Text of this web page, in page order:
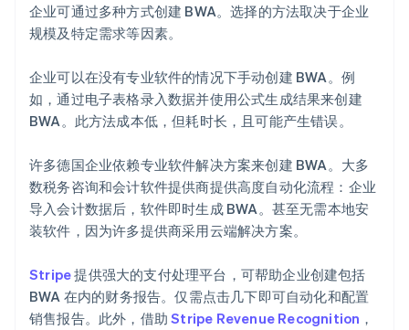
企业可通过多种方式创建 BWA。选择的方法取决于企业
规模及特定需求等因素。
企业可以在没有专业软件的情况下手动创建 BWA。例
如，通过电子表格录入数据并使用公式生成结果来创建
BWA。此方法成本低，但耗时长，且可能产生错误。
许多德国企业依赖专业软件解决方案来创建 BWA。大多
数税务咨询和会计软件提供商提供高度自动化流程：企业
导入会计数据后，软件即时生成 BWA。甚至无需本地安
装软件，因为许多提供商采用云端解决方案。
Stripe提供强大的支付处理平台，可帮助企业创建包括
BWA 在内的财务报告。仅需点击几下即可自动化和配置
销售报告。此外，借助Stripe Revenue Recognition ，